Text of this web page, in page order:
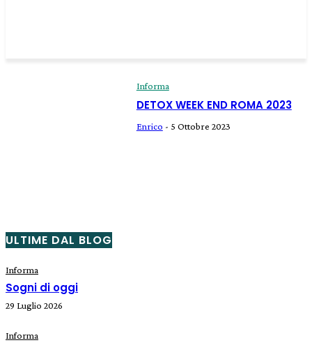
Informa
DETOX WEEK END ROMA 2023
Enrico - 5 Ottobre 2023
ULTIME DAL BLOG
Informa
Sogni di oggi
29 Luglio 2026
Informa